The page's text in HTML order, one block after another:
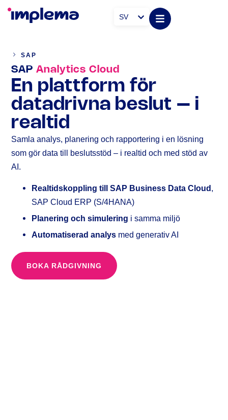
SV
SAP
SAPAnalytics Cloud
En plattform för
datadrivna beslut – i
realtid
Samla analys, planering och rapportering i en lösning
som gör data till beslutsstöd – i realtid och med stöd av
AI.
Realtidskoppling till SAP Business Data Cloud,
SAP Cloud ERP (S/4HANA)
Planering och simulering i samma miljö
Automatiserad analys med generativ AI
BOKA RÅDGIVNING